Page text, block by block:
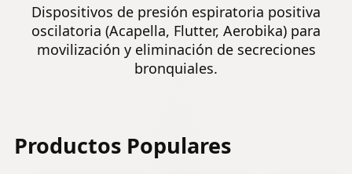
Dispositivos de presión espiratoria positiva
oscilatoria (Acapella, Flutter, Aerobika) para
movilización y eliminación de secreciones
bronquiales.
Productos Populares